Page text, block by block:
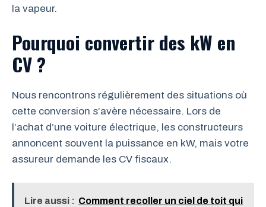
la vapeur.
Pourquoi convertir des kW en
CV ?
Nous rencontrons régulièrement des situations où
cette conversion s’avère nécessaire. Lors de
l’achat d’une voiture électrique, les constructeurs
annoncent souvent la puissance en kW, mais votre
assureur demande les CV fiscaux.
Lire aussi : Comment recoller un ciel de toit qui